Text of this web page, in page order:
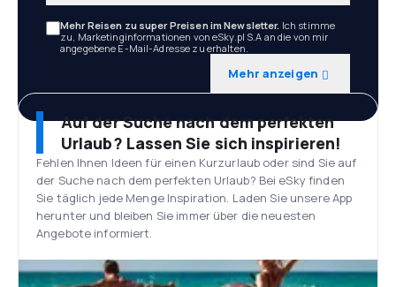
Mehr Reisen zu super Preisen im Newsletter. Ich stimme
zu, Marketinginformationen von eSky.pl S.A an die von mir
angegebene E-Mail-Adresse zu erhalten.
Mehr anzeigen
Auf der Suche nach dem perfekten
Urlaub? Lassen Sie sich inspirieren!
Fehlen Ihnen Ideen für einen Kurzurlaub oder sind Sie auf
der Suche nach dem perfekten Urlaub? Bei eSky finden
Sie täglich jede Menge Inspiration. Laden Sie unsere App
herunter und bleiben Sie immer über die neuesten
Angebote informiert.